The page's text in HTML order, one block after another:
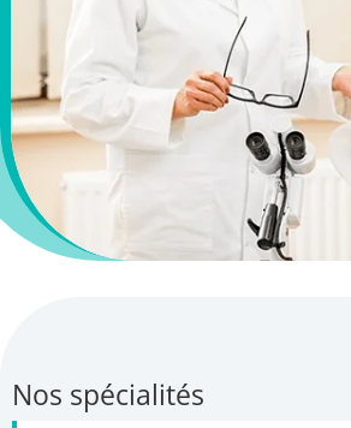
Nos spécialités